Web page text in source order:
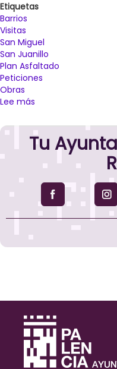
y
Etiquetas
Barrios
Visitas
San Miguel
San Juanillo
Plan Asfaltado
Peticiones
Obras
Lee más
Ayuntamiento
de
Palencia
peticiones
vecinales
de
los
de
Miguel
Tu